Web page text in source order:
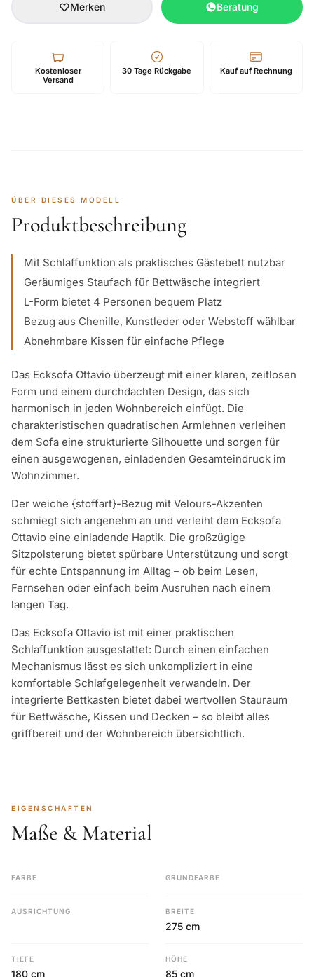
Merken Beratung
Kostenloser
Versand
30 Tage Rückgabe Kauf auf Rechnung
ÜBER DIESES MODELL
Produktbeschreibung
Mit Schlaffunktion als praktisches Gästebett nutzbar
Geräumiges Staufach für Bettwäsche integriert
L-Form bietet 4 Personen bequem Platz
Bezug aus Chenille, Kunstleder oder Webstoff wählbar
Abnehmbare Kissen für einfache Pflege
Das Ecksofa Ottavio überzeugt mit einer klaren, zeitlosen
Form und einem durchdachten Design, das sich
harmonisch in jeden Wohnbereich einfügt. Die
charakteristischen quadratischen Armlehnen verleihen
dem Sofa eine strukturierte Silhouette und sorgen für
einen ausgewogenen, einladenden Gesamteindruck im
Wohnzimmer.
Der weiche {stoffart}-Bezug mit Velours-Akzenten
schmiegt sich angenehm an und verleiht dem Ecksofa
Ottavio eine einladende Haptik. Die großzügige
Sitzpolsterung bietet spürbare Unterstützung und sorgt
für echte Entspannung im Alltag – ob beim Lesen,
Fernsehen oder einfach beim Ausruhen nach einem
langen Tag.
Das Ecksofa Ottavio ist mit einer praktischen
Schlaffunktion ausgestattet: Durch einen einfachen
Mechanismus lässt es sich unkompliziert in eine
komfortable Schlafgelegenheit verwandeln. Der
integrierte Bettkasten bietet dabei wertvollen Stauraum
für Bettwäsche, Kissen und Decken – so bleibt alles
griffbereit und der Wohnbereich übersichtlich.
EIGENSCHAFTEN
Maße & Material
FARBE GRUNDFARBE
AUSRICHTUNG BREITE
275 cm
TIEFE
180 cm
HÖHE
85 cm